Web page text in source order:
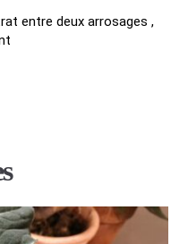
entre deux arrosages ,